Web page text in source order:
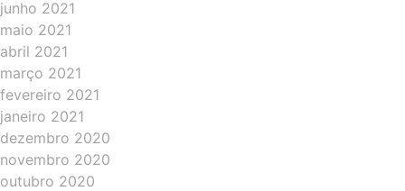
junho 2021
maio 2021
abril 2021
março 2021
fevereiro 2021
janeiro 2021
dezembro 2020
novembro 2020
outubro 2020